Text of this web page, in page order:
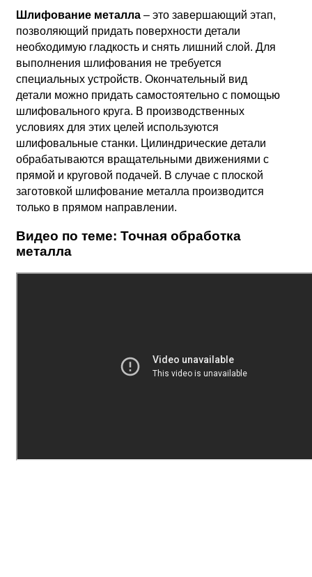
Шлифование металла – это завершающий этап,
позволяющий придать поверхности детали
необходимую гладкость и снять лишний слой. Для
выполнения шлифования не требуется
специальных устройств. Окончательный вид
детали можно придать самостоятельно с помощью
шлифовального круга. В производственных
условиях для этих целей используются
шлифовальные станки. Цилиндрические детали
обрабатываются вращательными движениями с
прямой и круговой подачей. В случае с плоской
заготовкой шлифование металла производится
только в прямом направлении.
Видео по теме: Точная обработка
металла